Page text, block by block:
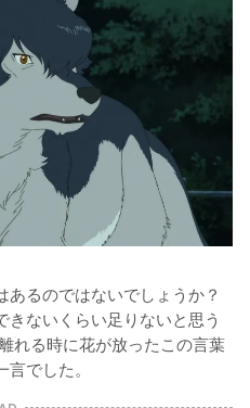
るのではないでしょうか？
ないくらい足りないと思う
れる時に花が放ったこの言葉
でした。